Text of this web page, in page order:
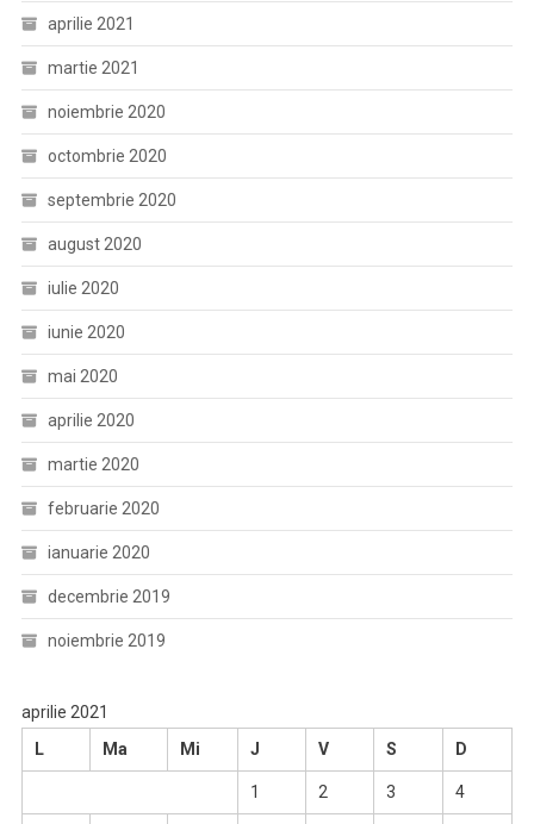
aprilie 2021
martie 2021
noiembrie 2020
octombrie 2020
septembrie 2020
august 2020
iulie 2020
iunie 2020
mai 2020
aprilie 2020
martie 2020
februarie 2020
ianuarie 2020
decembrie 2019
noiembrie 2019
aprilie 2021
L
Ma Mi J V S D
1 2 3 4